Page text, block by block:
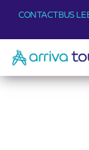
CONTACTBUS